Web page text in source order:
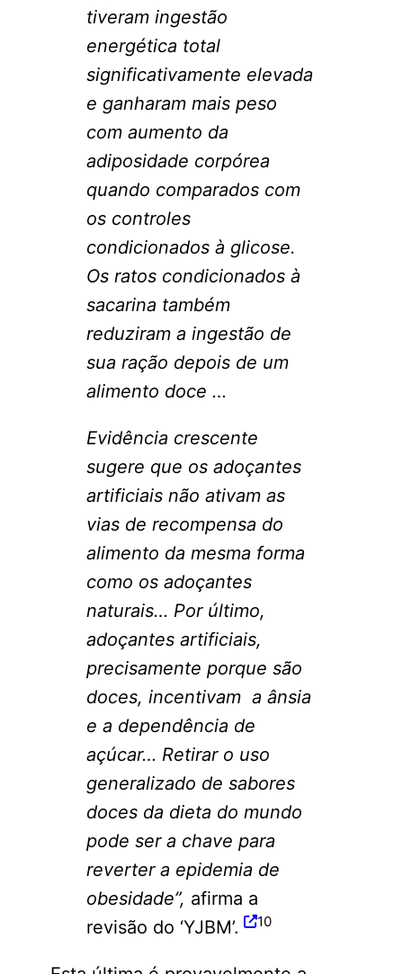
tiveram ingestão
energética total
significativamente elevada
e ganharam mais peso
com aumento da
adiposidade corpórea
quando comparados com
os controles
condicionados à glicose.
Os ratos condicionados à
sacarina também
reduziram a ingestão de
sua ração depois de um
alimento doce …
Evidência crescente
sugere que os adoçantes
artificiais não ativam as
vias de recompensa do
alimento da mesma forma
como os adoçantes
naturais… Por último,
adoçantes artificiais,
precisamente porque são
doces, incentivam a ânsia
e a dependência de
açúcar… Retirar o uso
generalizado de sabores
doces da dieta do mundo
pode ser a chave para
reverter a epidemia de
obesidade”, afirma a
revisão do ‘YJBM’.
10